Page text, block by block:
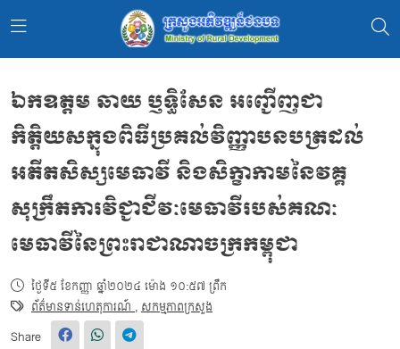
ឯកឧត្ដម ឆាយ ប្ញទ្ធិសែន អញ្ជើញជា
កិត្តិយសក្នុងពិធីប្រគល់វិញ្ញាបនបត្រដល់
អតីតសិស្សមេធាវី និងសិក្ខាកាមនៃវគ្គ
សុក្រឹតការវិជ្ជាជីវៈមេធាវីរបស់គណៈ
មេធាវីនៃព្រះរាជាណាចក្រកម្ពុជា
ថ្ងៃទី៥ ខែកញ្ញា ឆ្នាំ២០២៤ ម៉ោង ១០:៥៧ ព្រឹក
ព័ត៌មានទាន់ហេតុការណ៍,សកម្មភាពក្រសួង
Share